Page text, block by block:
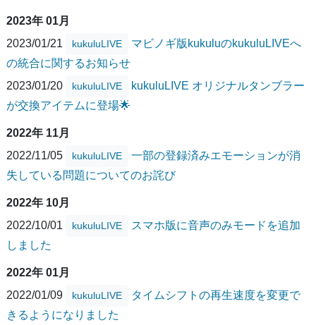
2023年 01月
2023/01/21
kukuluLIVE
マビノギ版kukuluのkukuluLIVEへ
の統合に関するお知らせ
2023/01/20
kukuluLIVE
kukuluLIVE オリジナルタンブラー
が交換アイテムに登場🌟
2022年 11月
2022/11/05
kukuluLIVE
一部の登録済みエモーションが消
失している問題についてのお詫び
2022年 10月
2022/10/01
kukuluLIVE
スマホ版に音声のみモードを追加
しました
2022年 01月
2022/01/09
kukuluLIVE
タイムシフトの再生速度を変更で
きるようになりました